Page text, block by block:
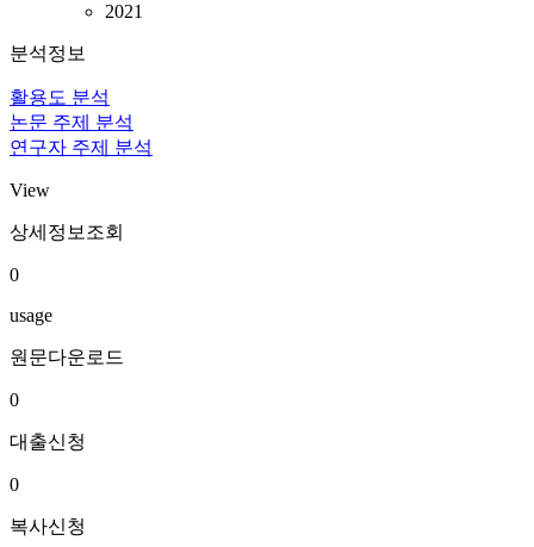
2021
분석정보
활용도 분석
논문 주제 분석
연구자 주제 분석
View
상세정보조회
0
usage
원문다운로드
0
대출신청
0
복사신청